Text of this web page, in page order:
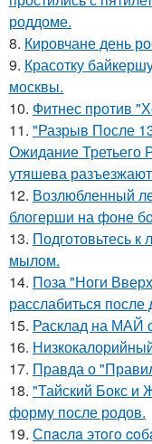
роддоме.
8. Кировчане день
9. Красотку
москвы.
10. Фитнес против
11. "Разрыв После
Ожидание Третьего
утяшева
12. Возлюбленный
блогерши на фоне
13. Подготовьтесь
мылом.
14. Поза "Ноги
расслабиться после
15. Расклад на МАЙ
16.
17. Правда о
18. "Тайский Бокс и
форму после родов.
19. Спacлa этoгo